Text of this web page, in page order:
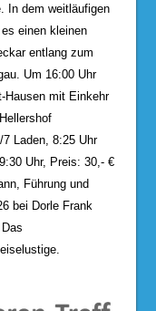
In dem weitläufigen
einen kleinen
entlang zum
Um 16:00 Uhr
Hausen mit Einkehr
Laden, 8:25 Uhr
Uhr, Preis: 30,- €
Führung und
bei Dorle Frank